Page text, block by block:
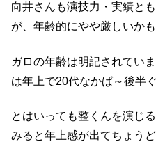
向井さんも演技力・実績と
が、年齢的にやや厳しいか
ガロの年齢は明記されてい
は年上で20代なかば～後半
とはいっても整くんを演じ
みると年上感が出てちょう